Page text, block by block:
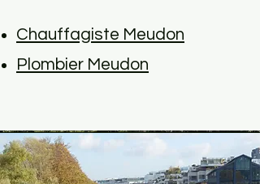
Chauffagiste Meudon
Plombier Meudon